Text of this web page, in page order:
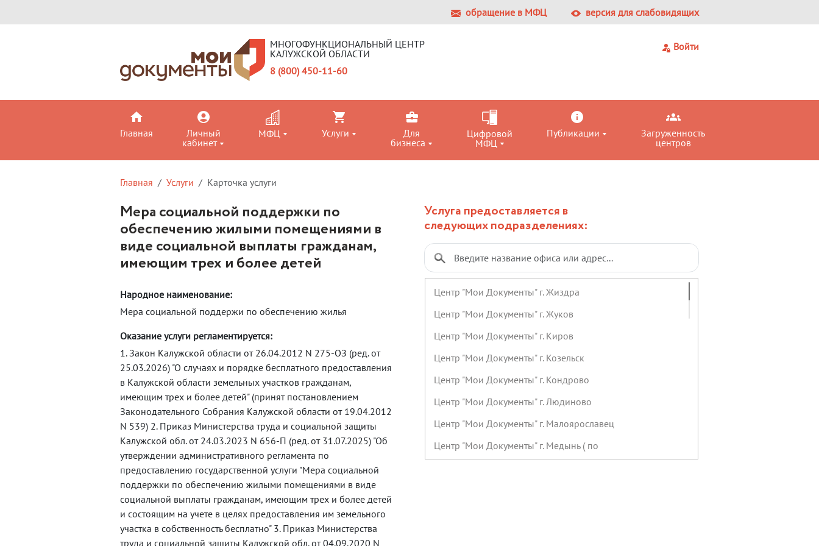
обращение в МФЦ версия для слабовидящих
МНОГОФУНКЦИОНАЛЬНЫЙ ЦЕНТР
КАЛУЖСКОЙ ОБЛАСТИ
8 (800) 450-11-60
Войти
Главная
Личный
кабинет
МФЦ Услуги
Для
бизнеса
Цифровой
МФЦ
Публикации
Загруженность
центров
Главная Услуги Карточка услуги
Мера социальной поддержки по
обеспечению жилыми помещениями в
виде социальной выплаты гражданам,
имеющим трех и более детей
Народное наименование:
Мера социальной поддержи по обеспечению жилья
Оказание услуги регламентируется:
1. Закон Калужской области от 26.04.2012 N 275-ОЗ (ред. от
25.03.2026) "О случаях и порядке бесплатного предоставления
в Калужской области земельных участков гражданам,
имеющим трех и более детей" (принят постановлением
Законодательного Собрания Калужской области от 19.04.2012
N 539) 2. Приказ Министерства труда и социальной защиты
Калужской обл. от 24.03.2023 N 656-П (ред. от 31.07.2025) "Об
утверждении административного регламента по
предоставлению государственной услуги "Мера социальной
поддержки по обеспечению жилыми помещениями в виде
социальной выплаты гражданам, имеющим трех и более детей
и состоящим на учете в целях предоставления им земельного
участка в собственность бесплатно" 3. Приказ Министерства
труда и социальной защиты Калужской обл. от 04.09.2020 N
Услуга предоставляется в
следующих подразделениях:
Центр "Мои Документы" г. Жиздра
Центр "Мои Документы" г. Жуков
Центр "Мои Документы" г. Киров
Центр "Мои Документы" г. Козельск
Центр "Мои Документы" г. Кондрово
Центр "Мои Документы" г. Людиново
Центр "Мои Документы" г. Малоярославец
Центр "Мои Документы" г. Медынь ( по
предварительной записи)